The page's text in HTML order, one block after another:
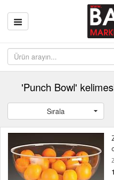
'Punch Bowl'
Sırala